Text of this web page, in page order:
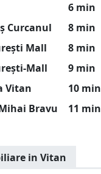
6 min
Curcanul
8 min
Mall
8 min
Mall
9 min
Vitan
10 min
Bravu 11 min
in Vitan